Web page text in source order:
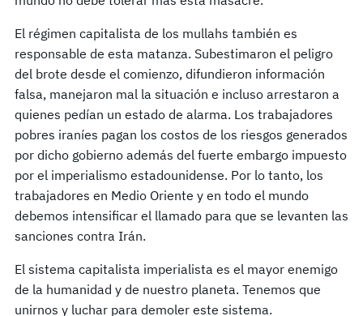
El régimen capitalista de los mullahs también es
responsable de esta matanza. Subestimaron el peligro
del brote desde el comienzo, difundieron información
falsa, manejaron mal la situación e incluso arrestaron a
quienes pedían un estado de alarma. Los trabajadores
pobres iraníes pagan los costos de los riesgos generados
​​por dicho gobierno además del fuerte embargo impuesto
por el imperialismo estadounidense. Por lo tanto, los
trabajadores en Medio Oriente y en todo el mundo
debemos intensificar el llamado para que se levanten las
sanciones contra Irán.
El sistema capitalista imperialista es el mayor enemigo
de la humanidad y de nuestro planeta. Tenemos que
unirnos y luchar para demoler este sistema.